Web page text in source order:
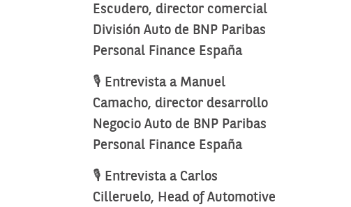
Escudero, director comercial
División Auto de BNP Paribas
Personal Finance España
🎙️ Entrevista a Manuel
Camacho, director desarrollo
Negocio Auto de BNP Paribas
Personal Finance España
🎙️ Entrevista a Carlos
Cilleruelo, Head of Automotive